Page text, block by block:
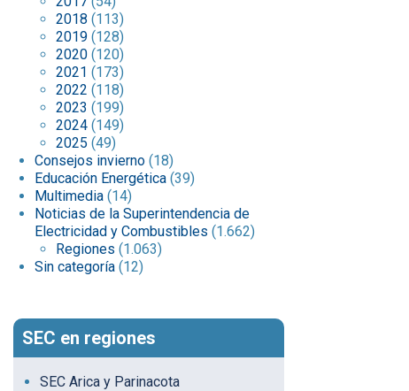
2018 (113)
2019 (128)
2020 (120)
2021 (173)
2022 (118)
2023 (199)
2024 (149)
2025 (49)
Consejos invierno (18)
Educación Energética (39)
Multimedia (14)
Noticias de la Superintendencia de
Electricidad y Combustibles (1.662)
Regiones (1.063)
Sin categoría (12)
SEC en regiones
SEC Arica y Parinacota